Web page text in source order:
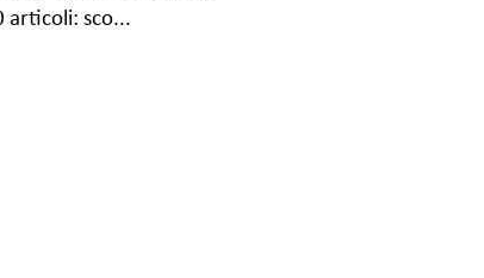
articoli: sco...